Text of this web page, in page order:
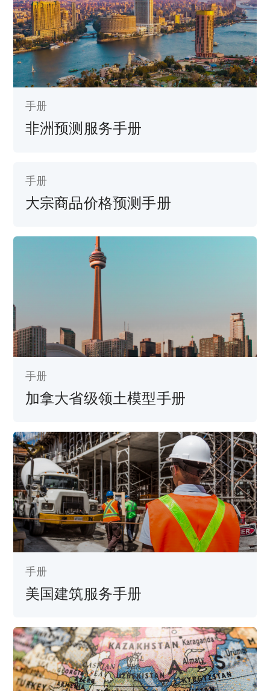
手册
非洲预测服务手册
手册
大宗商品价格预测手册
手册
加拿大省级领土模型手册
手册
美国建筑服务手册